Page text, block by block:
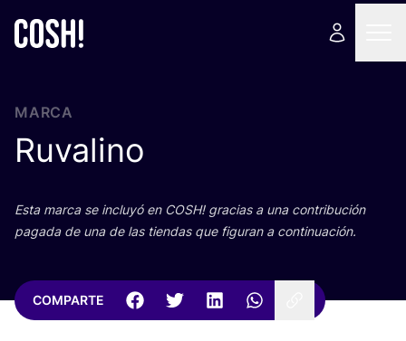
MARCA
Ruvalino
Esta mar­ca se inclu­yó en COSH! gra­cias a una con­tri­bu­ción
paga­da de una de las tien­das que figu­ran a continuación.
COMPARTE